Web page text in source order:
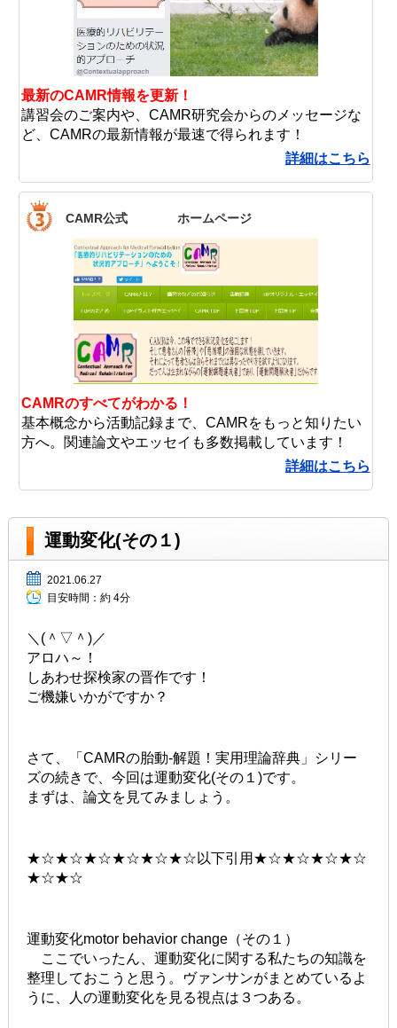
最新のCAMR情報を更新！
講習会のご案内や、CAMR研究会からのメッセージな
ど、CAMRの最新情報が最速で得られます！
詳細はこちら
CAMR公式 ホームページ
CAMRのすべてがわかる！
基本概念から活動記録まで、CAMRをもっと知りたい
方へ。関連論文やエッセイも多数掲載しています！
詳細はこちら
運動変化(その１)
2021.06.27
目安時間： 約 4分
＼(＾▽＾)／
アロハ～！
しあわせ探検家の晋作です！
ご機嫌いかがですか？
さて、「CAMRの胎動-解題！実用理論辞典」シリー
ズの続きで、今回は運動変化(その１)です。
まずは、論文を見てみましょう。
★☆★☆★☆★☆★☆★☆以下引用★☆★☆★☆★☆
★☆★☆
運動変化motor behavior change（その１）
ここでいったん、運動変化に関する私たちの知識を
整理しておこうと思う。ヴァンサンがまとめているよ
うに、人の運動変化を見る視点は３つある。